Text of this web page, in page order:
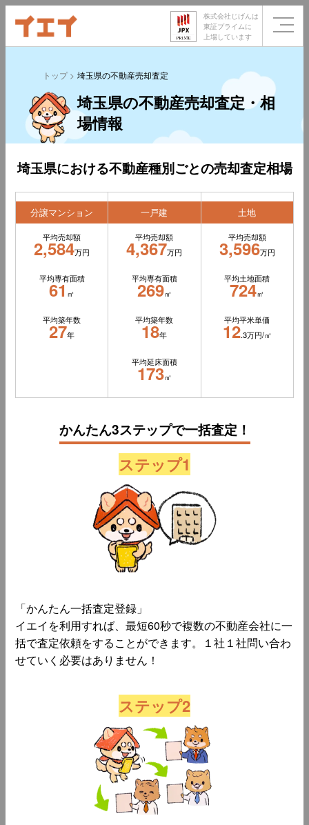
株式会社じげんは
東証プライムに
上場しています
トップ 埼玉県の不動産売却査定
埼玉県の不動産売却査定・相
場情報
埼玉県における不動産種別ごとの売却査定相場
分譲マンション
平均売却額
2,584万円
平均専有面積
61㎡
平均築年数
27年
一戸建
平均売却額
4,367万円
平均専有面積
269㎡
平均築年数
18年
平均延床面積
173㎡
土地
平均売却額
3,596万円
平均土地面積
724㎡
平均平米単価
12.3万円/㎡
かんたん3ステップで一括査定！
ステップ1
「かんたん一括査定登録」
イエイを利用すれば、最短60秒で複数の不動産会社に一
括で査定依頼をすることができます。１社１社問い合わ
せていく必要はありません！
ステップ2